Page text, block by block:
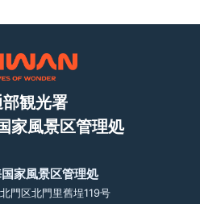
観光署
家風景区管理処
家風景区管理処
門区北門里舊埕119号